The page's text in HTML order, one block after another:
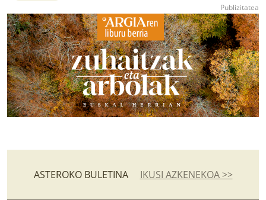
ASTEROKO BULETINA IKUSI AZKENEKOA >>